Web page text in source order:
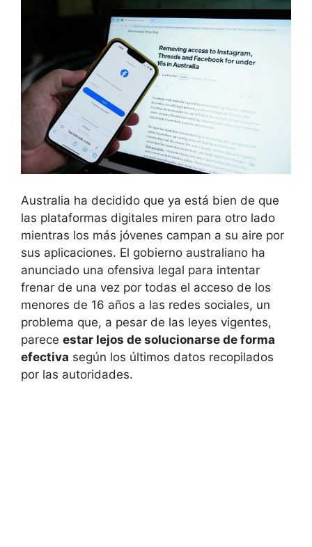
Australia ha decidido que ya está bien de que
las plataformas digitales miren para otro lado
mientras los más jóvenes campan a su aire por
sus aplicaciones. El gobierno australiano ha
anunciado una ofensiva legal para intentar
frenar de una vez por todas el acceso de los
menores de 16 años a las redes sociales, un
problema que, a pesar de las leyes vigentes,
parece estar lejos de solucionarse de forma
efectiva según los últimos datos recopilados
por las autoridades.